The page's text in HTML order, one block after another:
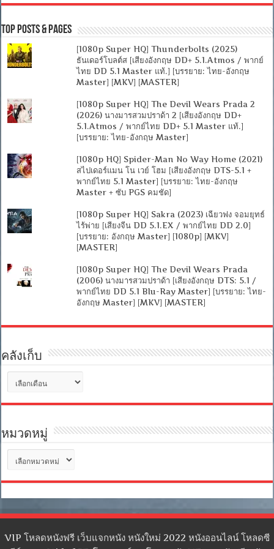
Top Posts & Pages
[1080p Super HQ] Thunderbolts (2025)
ธันเดอร์โบลต์ส [เสียงอังกฤษ DD+ 5.1.Atmos / พากย์
ไทย DD 5.1 Master แท้.] [บรรยาย: ไทย-อังกฤษ
Master] [MKV] [MASTER]
[1080p Super HQ] The Devil Wears Prada 2
(2026) นางมารสวมปราด้า 2 [เสียงอังกฤษ DD+
5.1.Atmos / พากย์ไทย DD+ 5.1 Master แท้.]
[บรรยาย: ไทย-อังกฤษ Master]
[1080p HQ] Spider-Man No Way Home (2021)
สไปเดอร์แมน โน เวย์ โฮม [เสียงอังกฤษ DTS-5.1 +
พากย์ไทย 5.1 Master] [บรรยาย: ไทย-อังกฤษ
Master + ซับ PGS คมชัด]
[1080p Super HQ] Sakra (2023) เฉียวฟง จอมยุทธ์
ไร้พ่าย [เสียงจีน DD 5.1.EX / พากย์ไทย DD 2.0]
[บรรยาย: อังกฤษ Master] [1080p] [MKV]
[MASTER]
[1080p Super HQ] The Devil Wears Prada
(2006) นางมารสวมปราด้า [เสียงอังกฤษ DTS: 5.1 /
พากย์ไทย DD 5.1 Blu-Ray Master] [บรรยาย: ไทย-
อังกฤษ Master] [MKV] [MASTER]
คลังเก็บ
คลัง
เก็บ
หมวดหมู่
หมวด
หมู่
VIP โหลดหนังฟรี เว็บแจกหนัง หนังใหม่ 2022 หนังออนไลน์ โหลดซี